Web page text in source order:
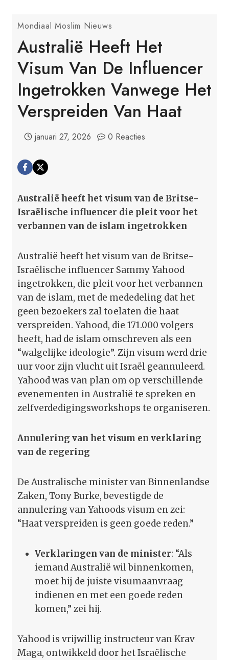
Mondiaal Moslim Nieuws
Australië Heeft Het
Visum Van De Influencer
Ingetrokken Vanwege Het
Verspreiden Van Haat
januari 27, 2026 0 Reacties
Australië heeft het visum van de Britse-
Israëlische influencer die pleit voor het
verbannen van de islam ingetrokken
Australië heeft het visum van de Britse-
Israëlische influencer Sammy Yahood
ingetrokken, die pleit voor het verbannen
van de islam, met de mededeling dat het
geen bezoekers zal toelaten die haat
verspreiden. Yahood, die 171.000 volgers
heeft, had de islam omschreven als een
“walgelijke ideologie”. Zijn visum werd drie
uur voor zijn vlucht uit Israël geannuleerd.
Yahood was van plan om op verschillende
evenementen in Australië te spreken en
zelfverdedigingsworkshops te organiseren.
Annulering van het visum en verklaring
van de regering
De Australische minister van Binnenlandse
Zaken, Tony Burke, bevestigde de
annulering van Yahoods visum en zei:
“Haat verspreiden is geen goede reden.”
Verklaringen van de minister: “Als
iemand Australië wil binnenkomen,
moet hij de juiste visumaanvraag
indienen en met een goede reden
komen,” zei hij.
Yahood is vrijwillig instructeur van Krav
Maga, ontwikkeld door het Israëlische